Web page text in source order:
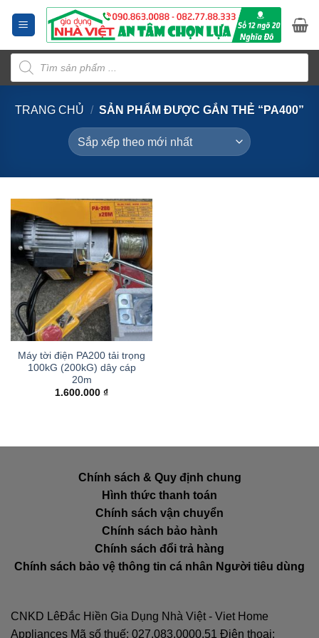
dung
Tìm
kiếm
sản
phẩm
TRANG CHỦ / SẢN PHẨM ĐƯỢC GẮN THẺ “PA400”
Máy tời điện PA200 tải trọng
100kG (200kG) dây cáp
20m
1.600.000 ₫
Chính sách & Quy định chung
Hình thức thanh toán
Chính sách vận chuyển
Chính sách bảo hành
Chính sách đổi trả hàng
Chính sách bảo vệ thông tin cá nhân Người tiêu dùng
CNKD LêĐắc Hiền Gia Dụng Nhà Việt - Viet Home
Appliances Mã số thuế: 027.083.0000.51 Điện thoại: